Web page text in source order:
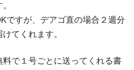
ですが、デアゴ直の場合２週分
てくれます。
で１号ごとに送ってくれる書